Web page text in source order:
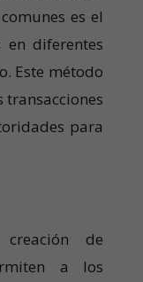
es el
diferentes
Este método
para
de
a los